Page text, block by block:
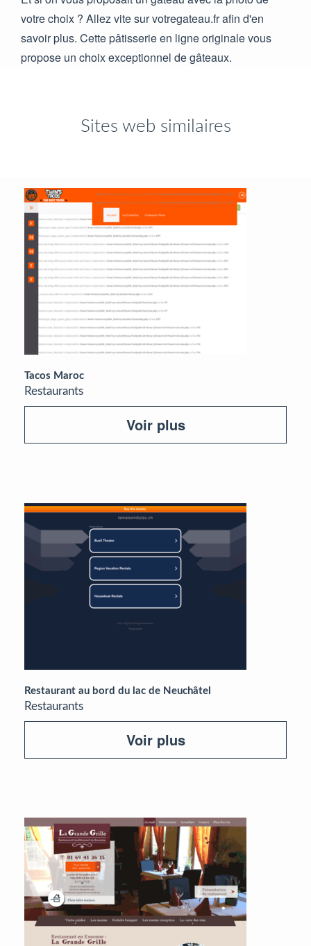
votre choix ? Allez vite sur votregateau.fr afin d'en
savoir plus. Cette pâtisserie en ligne originale vous
propose un choix exceptionnel de gâteaux.
Sites web similaires
Tacos Maroc
Restaurants
Voir plus
Restaurant au bord du lac de Neuchâtel
Restaurants
Voir plus